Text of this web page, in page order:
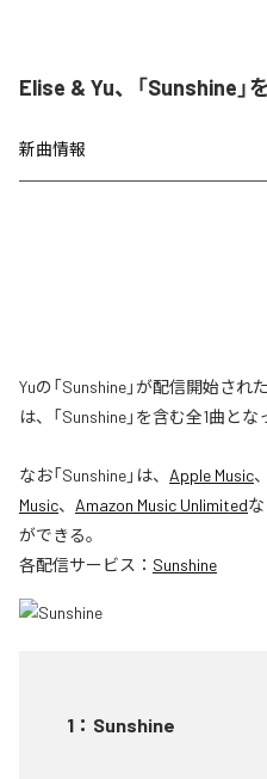
Elise & Yu、「Sunshine」
新曲情報
Yuの「Sunshine」が配信開始さ
は、「Sunshine」を含む全1曲とな
なお「Sunshine」は、 Apple Music、
Music、 Amazon Music Unlimited
ができる。
各配信サービス： Sunshine
1 ： Sunshine